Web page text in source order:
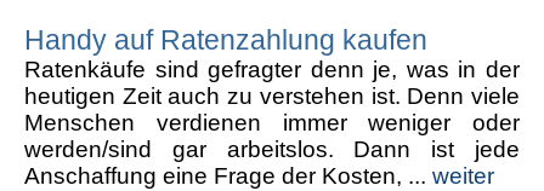
Handy auf Ratenzahlung kaufen
Ratenkäufe sind gefragter denn je, was in der
heutigen Zeit auch zu verstehen ist. Denn viele
Menschen verdienen immer weniger oder
werden/sind gar arbeitslos. Dann ist jede
Anschaffung eine Frage der Kosten, ... weiter